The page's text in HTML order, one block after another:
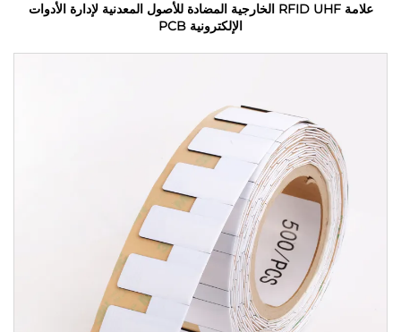
علامة RFID UHF الخارجية المضادة للأصول المعدنية لإدارة الأدوات
الإلكترونية PCB